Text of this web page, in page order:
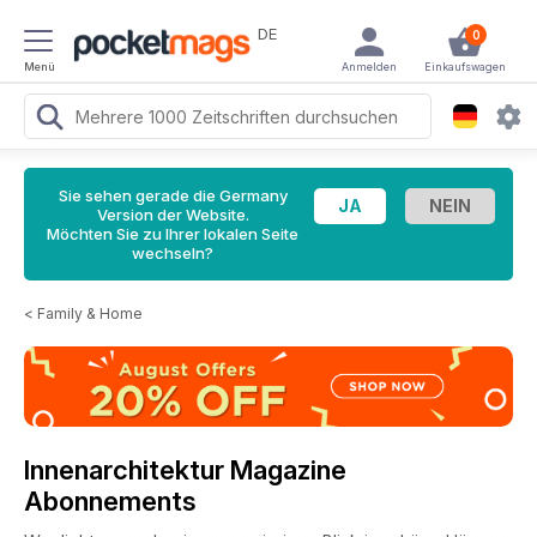
Menü
DE 0
Einkaufswagen
Anmelden
Sie sehen gerade die Germany
Version der Website.
Möchten Sie zu Ihrer lokalen Seite
wechseln?
< Family & Home
Innenarchitektur Magazine
Abonnements